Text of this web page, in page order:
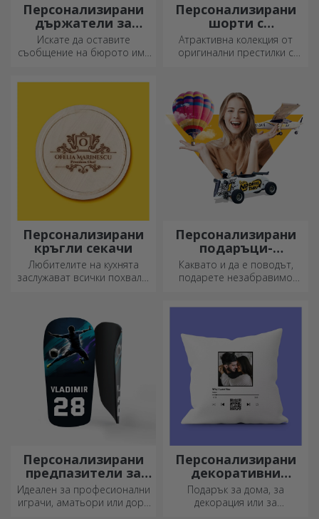
Персонализирани
държатели за
съобщения
Искате да оставите
съобщение на бюрото им?
Персонализирани
шорти с
фотография или
бродерия
Атрактивна колекция от
оригинални престилки с
любителите на готвенето.
Персонализирани
кръгли секачи
Любителите на кухнята
заслужават всички похвали,
креативните ножове.
Изберете подходящия!
Персонализирани
подаръци-
преживявания
Каквато и да е поводът,
подарете незабравимо
Персонализирани
предпазители за
футбол
Идеален за професионални
играчи, аматьори или дори
Персонализирани
декоративни
възглавници
Подарък за дома, за
декорация или за